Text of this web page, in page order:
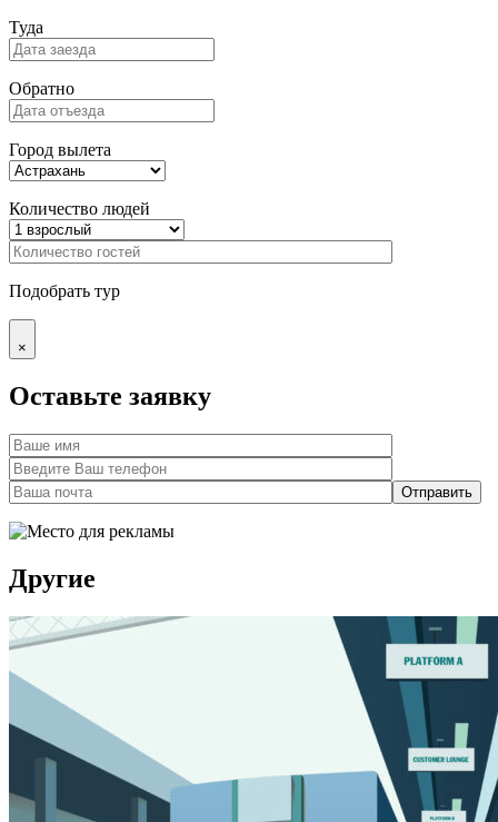
Туда
Обратно
Город вылета
Количество людей
Подобрать тур
×
Оставьте заявку
Другие